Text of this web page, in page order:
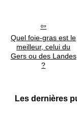
Quel foie-gras est le
meilleur, celui du
Gers ou des Landes
?
Les dernières